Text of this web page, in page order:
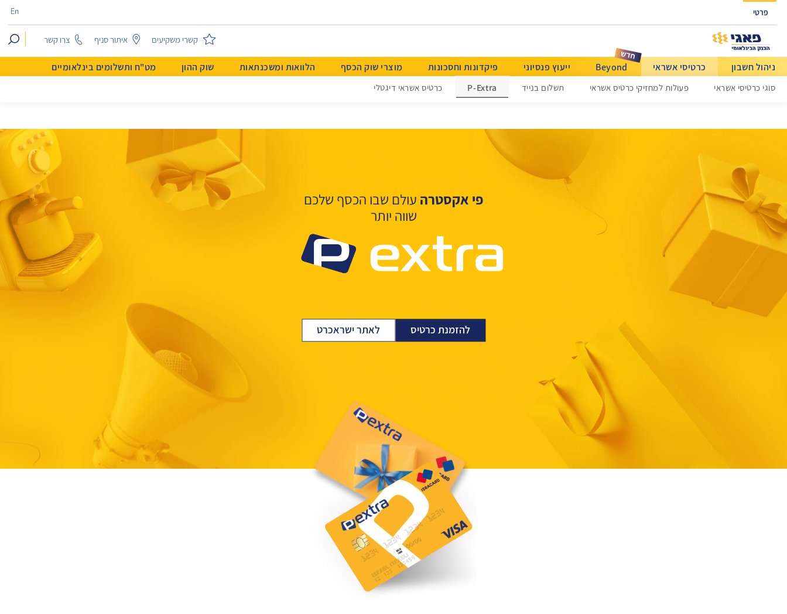
En
גישה ישירה לכפתור כניסה לחשבונך
פרטי
קשרי משקיעים איתור סניף צרו קשר
ניהול חשבון כרטיסי אשראי
סוגי כרטיסי אשראי פעולות למחזיקי כרטיס אשראי תשלום בנייד P-Extra כרטיס אשראי דיגטלי
Beyond ייעוץ פנסיוני פיקדונות וחסכונות מוצרי שוק הכסף הלוואות ומשכנתאות שוק ההון מט"ח ותשלומים בינלאומיים
פי אקסטרה עולם שבו הכסף שלכם
שווה יותר
להזמנת כרטיס לאתר ישראכרט